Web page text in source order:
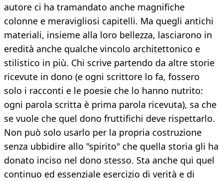
autore ci ha tramandato anche magnifiche
colonne e meravigliosi capitelli. Ma quegli antichi
materiali, insieme alla loro bellezza, lasciarono in
eredità anche qualche vincolo architettonico e
stilistico in più. Chi scrive partendo da altre storie
ricevute in dono (e ogni scrittore lo fa, fossero
solo i racconti e le poesie che lo hanno nutrito:
ogni parola scritta è prima parola ricevuta), sa che
se vuole che quel dono fruttifichi deve rispettarlo.
Non può solo usarlo per la propria costruzione
senza ubbidire allo "spirito" che quella storia gli ha
donato inciso nel dono stesso. Sta anche qui quel
continuo ed essenziale esercizio di verità e di